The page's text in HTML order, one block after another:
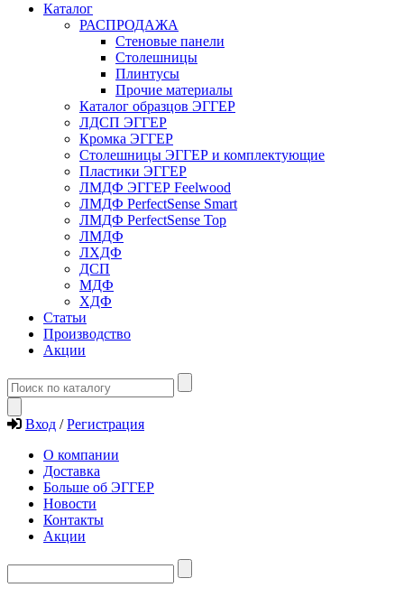
Каталог
РАСПРОДАЖА
Стеновые панели
Столешницы
Плинтусы
Прочие материалы
Каталог образцов ЭГГЕР
ЛДСП ЭГГЕР
Кромка ЭГГЕР
Столешницы ЭГГЕР и комплектующие
Пластики ЭГГЕР
ЛМДФ ЭГГЕР Feelwood
ЛМДФ PerfectSense Smart
ЛМДФ PerfectSense Top
ЛМДФ
ЛХДФ
ДСП
МДФ
ХДФ
Статьи
Производство
Акции
Вход / Регистрация
О компании
Доставка
Больше об ЭГГЕР
Новости
Контакты
Акции